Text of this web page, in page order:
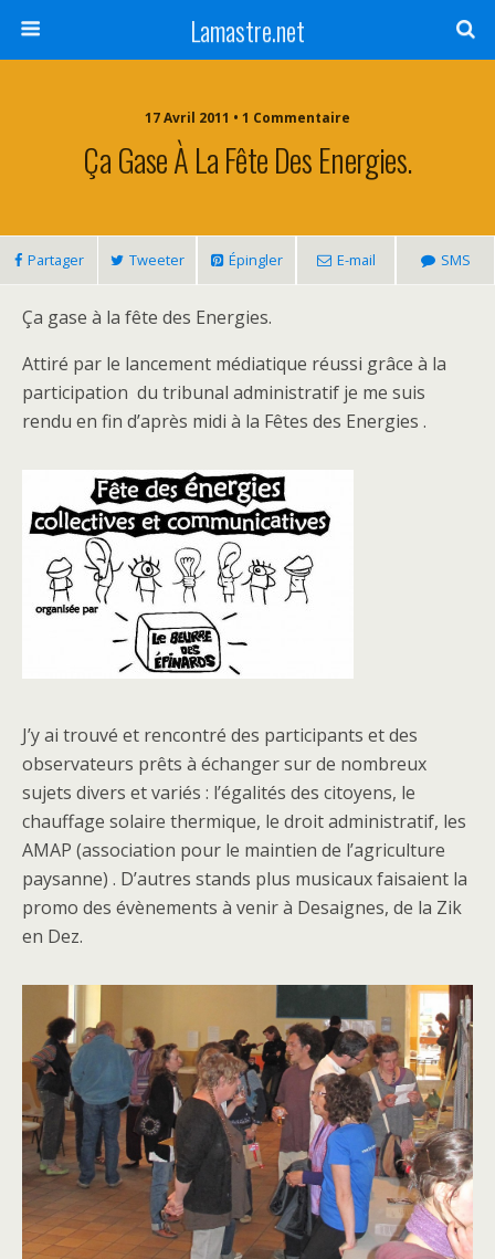
Lamastre.net
17 Avril 2011 • 1 Commentaire
Ça Gase À La Fête Des Energies.
Partager Tweeter Épingler E-mail SMS
Ça gase à la fête des Energies.
Attiré par le lancement médiatique réussi grâce à la
participation du tribunal administratif je me suis
rendu en fin d’après midi à la Fêtes des Energies .
J’y ai trouvé et rencontré des participants et des
observateurs prêts à échanger sur de nombreux
sujets divers et variés : l’égalités des citoyens, le
chauffage solaire thermique, le droit administratif, les
AMAP (association pour le maintien de l’agriculture
paysanne) . D’autres stands plus musicaux faisaient la
promo des évènements à venir à Desaignes, de la Zik
en Dez.